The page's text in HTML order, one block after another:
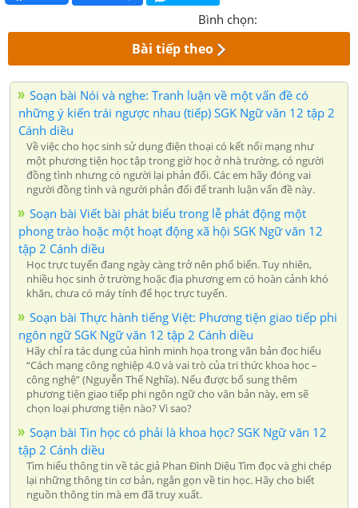
Bình chọn:
Bài tiếp theo
Soạn bài Nói và nghe: Tranh luận về một vấn đề có
những ý kiến trái ngược nhau (tiếp) SGK Ngữ văn 12 tập 2
Cánh diều
Về việc cho học sinh sử dụng điện thoại có kết nối mạng như
một phương tiện học tập trong giờ học ở nhà trường, có người
đồng tình nhưng có người lại phản đối. Các em hãy đóng vai
người đồng tình và người phản đối để tranh luận vấn đề này.
Soạn bài Viết bài phát biểu trong lễ phát động một
phong trào hoặc một hoạt động xã hội SGK Ngữ văn 12
tập 2 Cánh diều
Học trực tuyến đang ngày càng trở nên phổ biến. Tuy nhiên,
nhiều học sinh ở trường hoặc địa phương em có hoàn cảnh khó
khăn, chưa có máy tính để học trực tuyến.
Soạn bài Thực hành tiếng Việt: Phương tiện giao tiếp phi
ngôn ngữ SGK Ngữ văn 12 tập 2 Cánh diều
Hãy chỉ ra tác dụng của hình minh họa trong văn bản đọc hiểu
“Cách mạng công nghiệp 4.0 và vai trò của tri thức khoa học –
công nghệ” (Nguyễn Thế Nghĩa). Nếu được bổ sung thêm
phương tiện giao tiếp phi ngôn ngữ cho văn bản này, em sẽ
chọn loại phương tiện nào? Vì sao?
Soạn bài Tin học có phải là khoa học? SGK Ngữ văn 12
tập 2 Cánh diều
Tìm hiểu thông tin về tác giả Phan Đình Diệu Tìm đọc và ghi chép
lại những thông tin cơ bản, ngắn gọn về tin học. Hãy cho biết
nguồn thông tin mà em đã truy xuất.